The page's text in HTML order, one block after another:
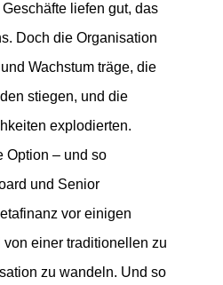
liefen gut, das
Doch die Organisation
Wachstum träge, die
stiegen, und die
explodierten.
Option – und so
und Senior
vor einigen
einer traditionellen zu
zu wandeln. Und so